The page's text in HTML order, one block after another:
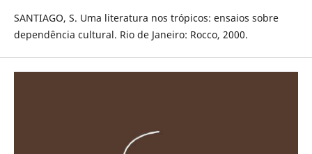
SANTIAGO, S. Uma literatura nos trópicos: ensaios sobre
dependência cultural. Rio de Janeiro: Rocco, 2000.